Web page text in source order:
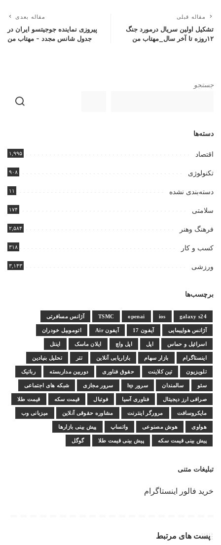
مقاله قبلی
تشکیل اولین سریال درمورد جنگ
۱۲روزه تا آخر سال_مهتاب من
مقاله بعدی
پیروزی نماینده جوجیتسو ایران در
جدول شانس مجدد – مهتاب من
جستجو
دسته‌ها
اقتصاد ۱,۹۹۵
تکنولوژی ۹۰۸
دسته‌بندی نشده ۱۱
سلامتی ۱۷۴
فرهنگ وهنر ۲,۵۸۴
کسب و کار ۳۱۸
ورزشی ۳,۱۴۳
برچسب‌ها
galaxy s24
ios
openai
TSMC آژانس مسافرتی
آژانس هواپیمایی آیفون 17 آیفون Air اتوموبیل خودران
اسرائیل و حماس اپل اپل واچ ایلان ماسک اینتل
اینستاگرام بازار سهام بازاریابی آنلاین تتر تحلیل بنیادین
تلویزیون تین کلاینت حقوق فناوری دوربین مداربسته رباتیک
سئو سالمندان سرور hp سرور مجازی شبکه های اجتماعی
صرافی ارز دیجیتال فناوری آسیا فوتبال قیمت سکه قیمت طلا
مایکروسافت مرورگر اینترنت مشاوره حقوقی آنلاین میزبانی وب
هواوی هوش مصنوعی واتساپ پیش بینی بازارها
پیش بینی قیمت سکه پیش بینی قیمت طلا گوگل
تبلیغات متنی
خرید فالور اینستاگرام
پست های مرتبط